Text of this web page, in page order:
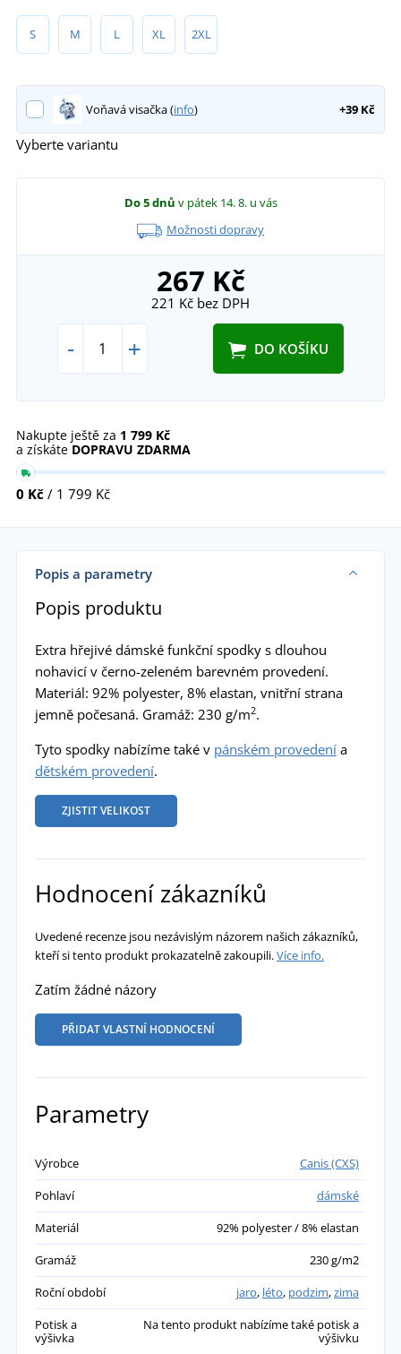
S M L XL 2XL
Voňavá visačka (info) +39 Kč
Vyberte variantu
Do 5 dnů v pátek 14. 8. u vás
Možnosti dopravy
267 Kč
221 Kč bez DPH
- + DO KOŠÍKU
Nakupte ještě za 1 799 Kč
a získáte DOPRAVU ZDARMA
0 Kč / 1 799 Kč
Popis a parametry
Popis produktu
Extra hřejivé dámské funkční spodky s dlouhou
nohavicí v černo-zeleném barevném provedení.
Materiál: 92% polyester, 8% elastan, vnitřní strana
jemně počesaná. Gramáž: 230 g/m2.
Tyto spodky nabízíme také v pánském provedenía
dětském provedení.
ZJISTIT VELIKOST
Hodnocení zákazníků
Uvedené recenze jsou nezávislým názorem našich zákazníků,
kteří si tento produkt prokazatelně zakoupili.Více info.
Zatím žádné názory
PŘIDAT VLASTNÍ HODNOCENÍ
Parametry
Výrobce
Canis (CXS)
Pohlaví
dámské
Materiál
92% polyester / 8% elastan
Gramáž
230 g/m2
Roční období
jaro, léto, podzim,zima
Potisk a
výšivka
Na tento produkt nabízíme také potisk a
výšivku